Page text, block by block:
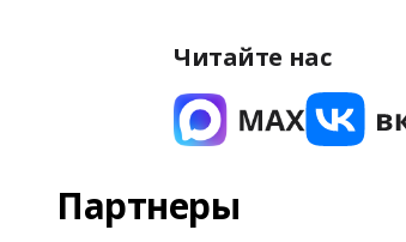
Читайте нас
Партнеры